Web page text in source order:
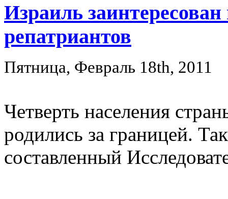
Израиль
репатриантов
Пятница, Февраль 18th, 2011
Четверть населения
родились за границей.
составленный